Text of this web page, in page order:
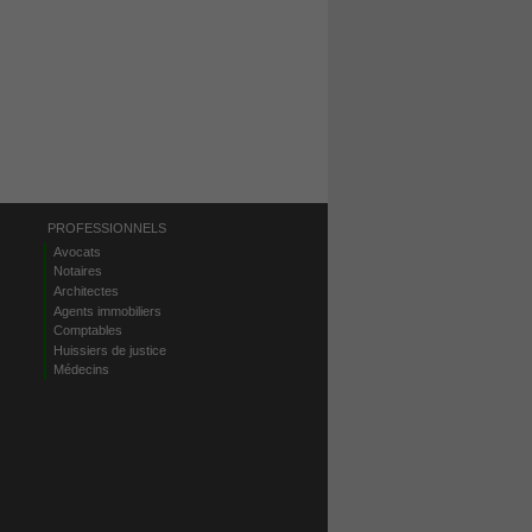
PROFESSIONNELS
Avocats
Notaires
Architectes
Agents immobiliers
Comptables
Huissiers de justice
Médecins